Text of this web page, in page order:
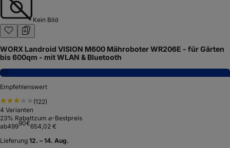
Kein Bild
WORX Landroid VISION M600 Mähroboter WR206E - für Gärten
bis 600qm - mit WLAN & Bluetooth
7,9
Empfehlenswert
(122)
4 Varianten
23% Rabattzum ⌀-Bestpreis
ab49990€654,02 €
Lieferung 12. – 14. Aug.